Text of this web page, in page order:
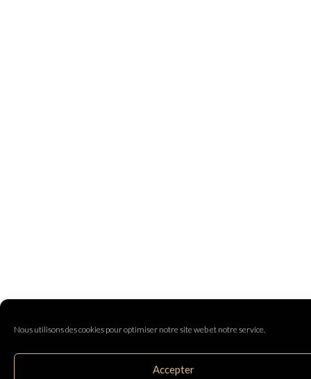
Nous utilisons des cookies pour optimiser notre site web et notre service.
Accepter